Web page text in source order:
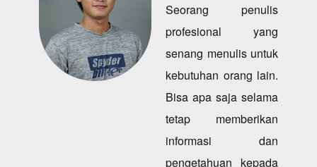
Seorang penulis
profesional yang
senang menulis untuk
kebutuhan orang lain.
Bisa apa saja selama
tetap memberikan
informasi dan
pengetahuan kepada